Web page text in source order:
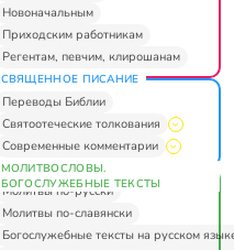
Новоначальным
Приходским работникам
Регентам, певчим, клирошанам
СВЯЩЕННОЕ ПИСАНИЕ
Переводы Библии
Святоотеческие толкования
Современные комментарии
МОЛИТВОСЛОВЫ.
БОГОСЛУЖЕБНЫЕ ТЕКСТЫ
Молитвы по-русски
Молитвы по-славянски
Богослужебные тексты на русском